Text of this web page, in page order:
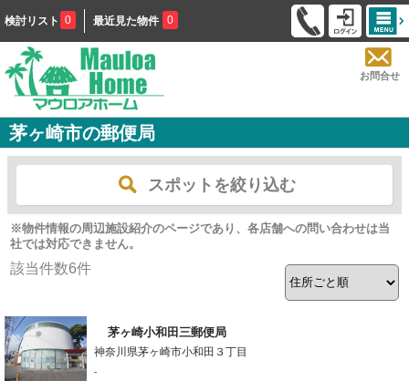
検討リスト 0 最近見た物件 0
お問合せ
茅ヶ崎市の郵便局
スポットを絞り込む
※物件情報の周辺施設紹介のページであり、各店舗への問い合わせは当
社では対応できません。
該当件数6件
茅ヶ崎小和田三郵便局
神奈川県茅ヶ崎市小和田３丁目
-